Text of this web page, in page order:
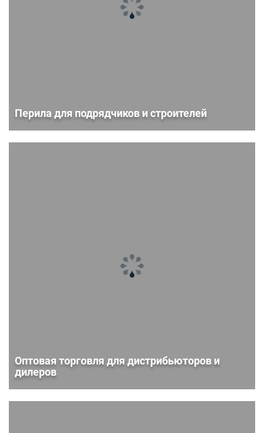
Перила для подрядчиков и строителей
Оптовая торговля для дистрибьюторов и
дилеров